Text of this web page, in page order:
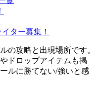
ター募集！
の攻略と出現場所です。
ドロップアイテムも掲
ルに勝てない/強いと感